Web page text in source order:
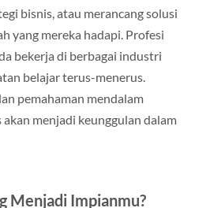
bisnis, atau merancang solusi
yang mereka hadapi. Profesi
bekerja di berbagai industri
belajar terus-menerus.
pemahaman mendalam
menjadi keunggulan dalam
Menjadi Impianmu?